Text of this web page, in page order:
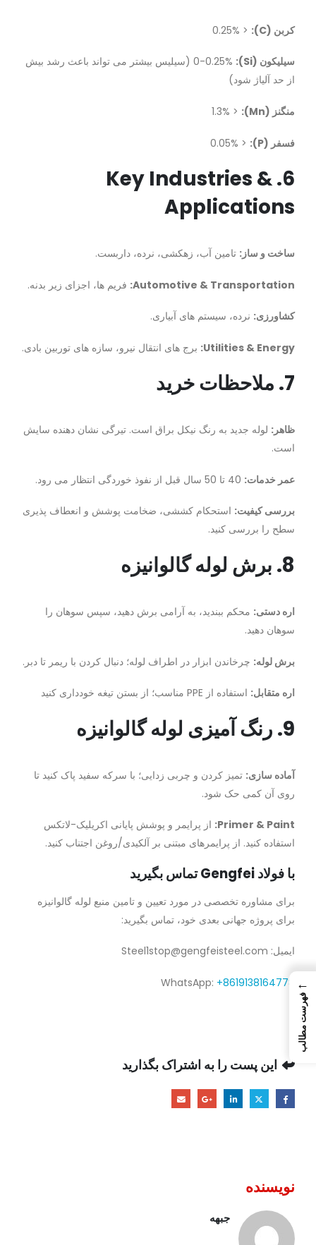
کربن (C): < 0.25%
سیلیکون (Si):
0-0.25% (سیلیس بیشتر می تواند باعث رشد بیش
از حد آلیاژ شود)
منگنز (Mn): < 1.3%
فسفر (P): < 0.05%
6. Key Industries &
Applications
ساخت و ساز: تامین آب، زهکشی، نرده، داربست.
Automotive & Transportation: فریم ها، اجزای زیر بدنه.
کشاورزی: نرده، سیستم های آبیاری.
Utilities & Energy: برج های انتقال نیرو، سازه های توربین بادی.
7. ملاحظات خرید
ظاهر: لوله جدید به رنگ نیکل براق است. تیرگی نشان دهنده سایش
است.
عمر خدمات:
بررسی کیفیت: استحکام کششی، ضخامت پوشش و انعطاف پذیری
سطح را بررسی کنید.
8. برش لوله گالوانیزه
اره دستی: محکم ببندید، به آرامی برش دهید، سپس سوهان را
سوهان دهید.
برش لوله: چرخاندن ابزار در اطراف لوله؛ دنبال کردن با ریمر تا دبر.
اره متقابل: استفاده از PPE مناسب؛ از بستن تیغه خودداری کنید
9. رنگ آمیزی لوله گالوانیزه
آماده سازی: تمیز کردن و چربی زدایی؛ با سرکه سفید پاک کنید تا
روی آن کمی حک شود.
Primer & Paint: از پرایمر و پوشش پایانی اکریلیک-لاتکس
استفاده کنید. از پرایمرهای مبتنی بر آلکیدی/روغن اجتناب کنید.
با فولاد Gengfei تماس بگیرید
برای مشاوره تخصصی در مورد تعیین و تامین منبع لوله گالوانیزه
برای پروژه جهانی بعدی خود، تماس بگیرید:
ایمیل: Steel1stop@gengfeisteel.com
WhatsApp: +8619138164778
این پست را به اشتراک بگذارید
نویسنده
جبهه
←
فهرست مطالب